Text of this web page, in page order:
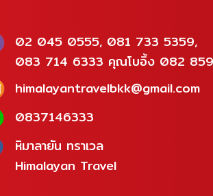
02 045 0555, 081 733 5359,
083 714 6333 คุณโบอิ้ง 082
himalayantravelbkk@gmail.com
0837146333
หิมาลายัน ทราเวล
Himalayan Travel